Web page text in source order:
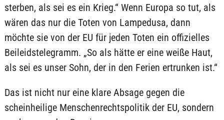
sterben, als sei es ein Krieg.“ Wenn Europa so tut, als
wären das nur die Toten von Lampedusa, dann
möchte sie von der EU für jeden Toten ein offizielles
Beileidstelegramm. „So als hätte er eine weiße Haut,
als sei es unser Sohn, der in den Ferien ertrunken ist.“
Das ist nicht nur eine klare Absage gegen die
scheinheilige Menschenrechtspolitik der EU, sondern